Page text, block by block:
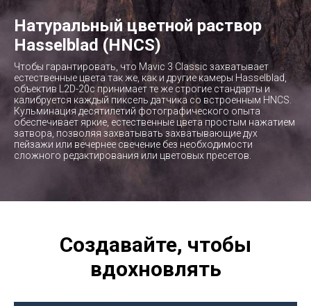
Натуральный цветной раствор
Hasselblad (HNCS)
Чтобы гарантировать, что Mavic 3 Classic захватывает
естественные цвета так же, как и другие камеры Hasselblad,
объектив L2D-20c принимает те же строгие стандарты и
калибруется каждый пиксель датчика со встроенным HNCS.
Кульминация десятилетий фотографического опыта
обеспечивает яркие, естественные цвета простым нажатием
затвора, позволяя захватывать захватывающие дух
пейзажи или вечернее свечение без необходимости
сложного редактирования или цветовых пресетов.
Создавайте, чтобы
вдохновлять